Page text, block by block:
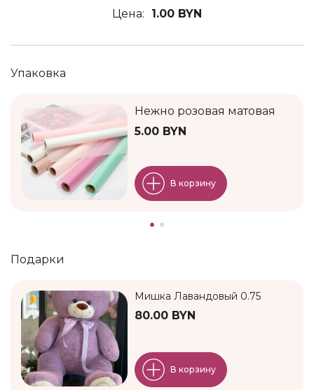
Цена: 1.00 BYN
Упаковка
Нежно розовая матовая
5.00 BYN
В корзину
Подарки
Мишка Лавандовый 0.75
80.00 BYN
В корзину